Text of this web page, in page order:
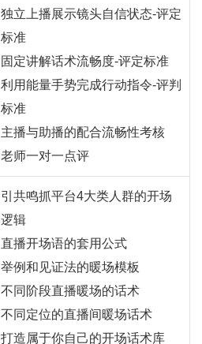
独立上播展示镜头自信状态-评定
标准
固定讲解话术流畅度-评定标准
利用能量手势完成行动指令-评判
标准
主播与助播的配合流畅性考核
老师一对一点评
引共鸣抓平台4大类人群的开场
逻辑
直播开场语的套用公式
举例和见证法的暖场模板
不同阶段直播暖场的话术
不同定位的直播间暖场话术
打造属于你自己的开场话术库